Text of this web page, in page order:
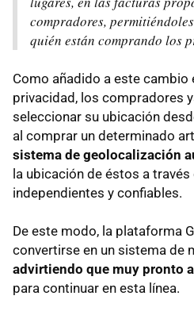
compradores,
quién están comprando los
Como añadido a este cambio
privacidad, los compradores
seleccionar su ubicación
al comprar un determinado
sistema de geolocalización
la ubicación de éstos a través
independientes y confiables.
De este modo, la plataforma
convertirse en un sistema de
advirtiendo que muy pronto
para continuar en esta línea.